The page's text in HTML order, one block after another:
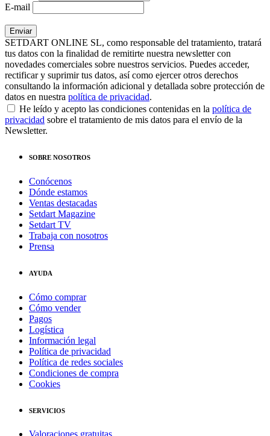
E-mail
SETDART ONLINE SL, como responsable del tratamiento, tratará
tus datos con la finalidad de remitirte nuestra newsletter con
novedades comerciales sobre nuestros servicios. Puedes acceder,
rectificar y suprimir tus datos, así como ejercer otros derechos
consultando la información adicional y detallada sobre protección de
datos en nuestra política de privacidad.
He leído y acepto las condiciones contenidas en la política de
privacidad sobre el tratamiento de mis datos para el envío de la
Newsletter.
SOBRE NOSOTROS
Conócenos
Dónde estamos
Ventas destacadas
Setdart Magazine
Setdart TV
Trabaja con nosotros
Prensa
AYUDA
Cómo comprar
Cómo vender
Pagos
Logística
Información legal
Política de privacidad
Política de redes sociales
Condiciones de compra
Cookies
SERVICIOS